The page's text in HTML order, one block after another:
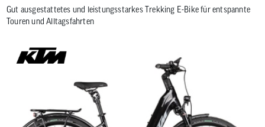
das
zu
Gut ausgestattetes und leistungsstarkes Trekking E-Bike für entspannte
Touren und Alltagsfahrten